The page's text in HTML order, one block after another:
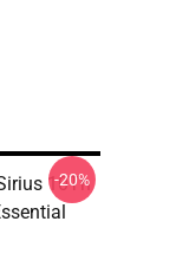
10Th
-20%